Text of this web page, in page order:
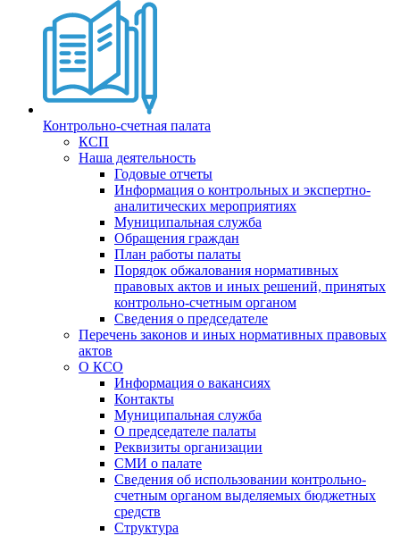
Контрольно-счетная палата
КСП
Наша деятельность
Годовые отчеты
Информация о контрольных и экспертно-
аналитических мероприятиях
Муниципальная служба
Обращения граждан
План работы палаты
Порядок обжалования нормативных
правовых актов и иных решений, принятых
контрольно-счетным органом
Сведения о председателе
Перечень законов и иных нормативных правовых
актов
О КСО
Информация о вакансиях
Контакты
Муниципальная служба
О председателе палаты
Реквизиты организации
СМИ о палате
Сведения об использовании контрольно-
счетным органом выделяемых бюджетных
средств
Структура